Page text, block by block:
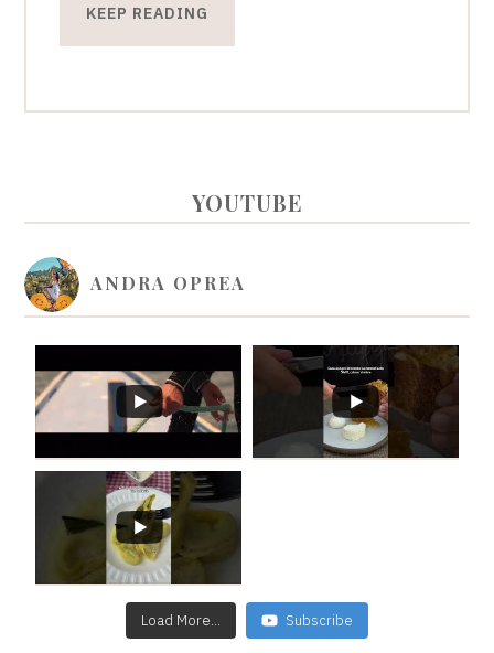
KEEP READING
PRIMARY
SIDEBAR
YOUTUBE
ANDRA OPREA
Load More... Subscribe